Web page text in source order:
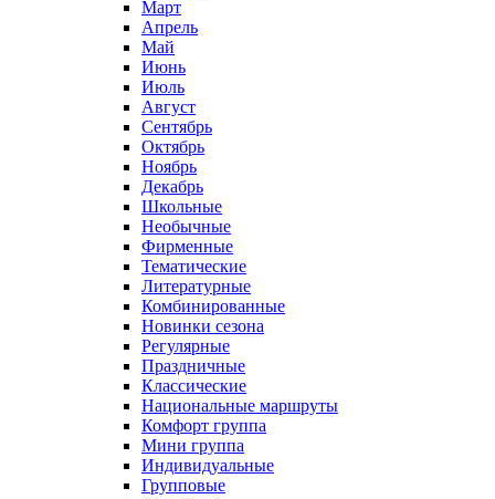
Март
Апрель
Май
Июнь
Июль
Август
Сентябрь
Октябрь
Ноябрь
Декабрь
Школьные
Необычные
Фирменные
Тематические
Литературные
Комбинированные
Новинки сезона
Регулярные
Праздничные
Классические
Национальные маршруты
Комфорт группа
Мини группа
Индивидуальные
Групповые